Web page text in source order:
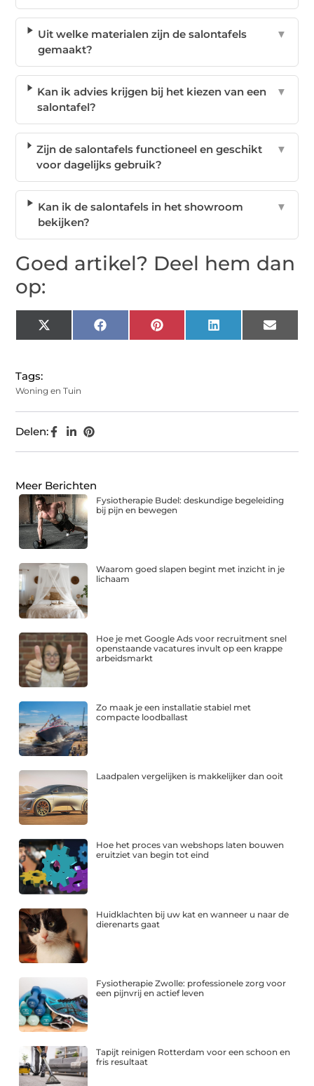
Uit welke materialen zijn de salontafels
gemaakt?
▼
Kan ik advies krijgen bij het kiezen van een
salontafel?
▼
Zijn de salontafels functioneel en geschikt
voor dagelijks gebruik?
▼
Kan ik de salontafels in het showroom
bekijken?
▼
Goed artikel? Deel hem dan
op:
X
(Twitter)
Facebook Pinterest LinkedIn Email
Tags:
Woning en Tuin
Delen:
Meer Berichten
Fysiotherapie Budel: deskundige begeleiding
bij pijn en bewegen
Waarom goed slapen begint met inzicht in je
lichaam
Hoe je met Google Ads voor recruitment snel
openstaande vacatures invult op een krappe
arbeidsmarkt
Zo maak je een installatie stabiel met
compacte loodballast
Laadpalen vergelijken is makkelijker dan ooit
Hoe het proces van webshops laten bouwen
eruitziet van begin tot eind
Huidklachten bij uw kat en wanneer u naar de
dierenarts gaat
Fysiotherapie Zwolle: professionele zorg voor
een pijnvrij en actief leven
Tapijt reinigen Rotterdam voor een schoon en
fris resultaat